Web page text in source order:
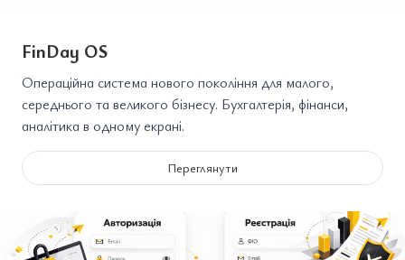
FinDay OS
Операційна система нового покоління для малого,
середнього та великого бізнесу. Бухгалтерія, фінанси,
аналітика в одному екрані.
Переглянути